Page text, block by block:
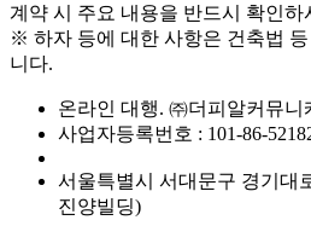
계약 시 주요 내용을 반드시 확인하
※ 하자 등에 대한 사항은 건축법
니다.
온라인 대행. ㈜더피알커뮤니
사업자등록번호 : 101-86-
서울특별시 서대문구 경기대
진양빌딩)